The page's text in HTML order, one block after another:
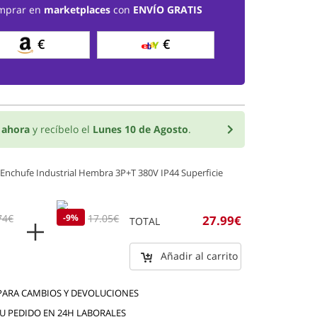
en marketplacescon ENVÍO GRATIS
€ €
ahora y recíbelo el Lunes 10 de Agosto.
Industrial Hembra 3P+T 380V IP44 Superficie
-9%
15.5€ 17.05€ TOTAL 27.99€
Añadir al carrito
CAMBIOS Y DEVOLUCIONES
PEDIDO EN 24H LABORALES